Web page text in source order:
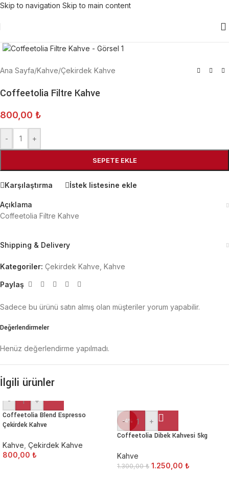
Skip to navigation Skip to main content
Ana Sayfa/Kahve/Çekirdek Kahve
Coffeetolia Filtre Kahve
800,00 ₺
- +
SEPETE EKLE
Karşılaştırma İstek listesine ekle
Açıklama
Coffeetolia Filtre Kahve
Shipping & Delivery
Kategoriler: Çekirdek Kahve Kahve
Paylaş
Değerlendirmeler
Henüz değerlendirme yapılmadı.
Sadece bu ürünü satın almış olan müşteriler yorum yapabilir.
İlgili ürünler
- +
Coffeetolia Blend Espresso
Çekirdek Kahve
Kahve Çekirdek Kahve
800,00 ₺
-4%
- +
Coffeetolia Dibek Kahvesi 5kg
Kahve
1.300,00₺ 1.250,00 ₺